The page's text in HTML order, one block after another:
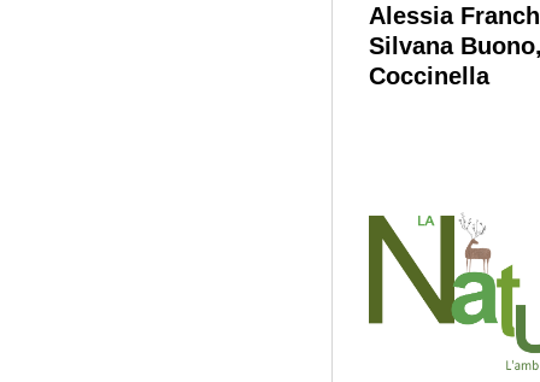
Alessia
Silvana
Coccinella